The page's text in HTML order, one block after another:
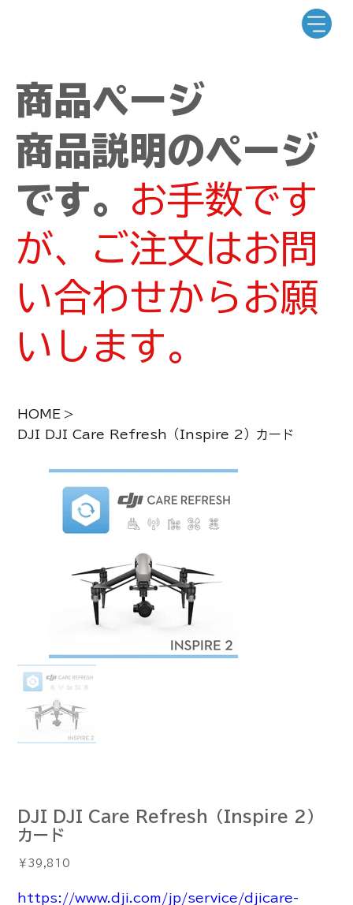
商品ページ
商品説明のページ
です。 お手数です
が、ご注文はお問
い合わせからお願
いします。
HOME >
DJI DJI Care Refresh（Inspire 2）カード
DJI DJI Care Refresh（Inspire 2）
カード
価
格
￥39,810
https://www.dji.com/jp/service/djicare-